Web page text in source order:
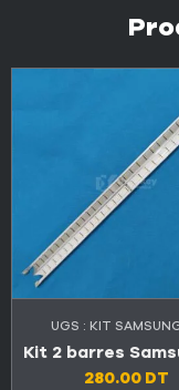
UGS : KIT
280.00 DT